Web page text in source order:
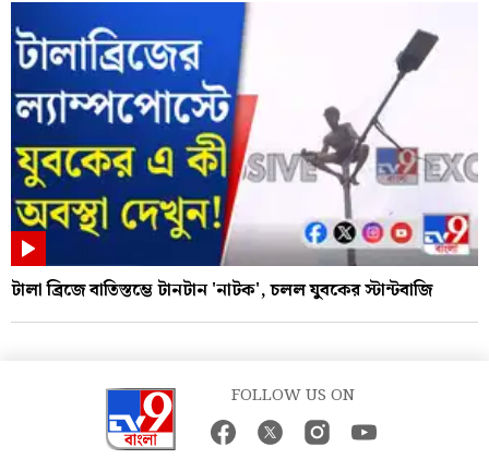
টালা ব্রিজে বাতিস্তম্ভে টানটান 'নাটক', চলল যুবকের স্টান্টবাজি
FOLLOW US ON